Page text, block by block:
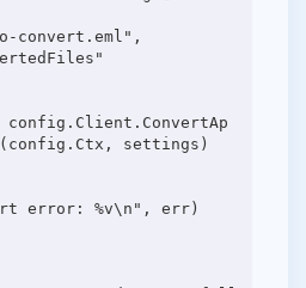
convert.eml",
settings)
error: %v\n", err)